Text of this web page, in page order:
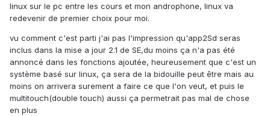
linux sur le pc entre les cours et mon androphone, linux va
redevenir de premier choix pour moi.
vu comment c'est parti j'ai pas l'impression qu'app2Sd seras
inclus dans la mise a jour 2.1 de SE,du moins ça n'a pas été
annoncé dans les fonctions ajoutée, heureusement que c'est un
système basé sur linux, ça sera de la bidouille peut être mais au
moins on arrivera surement a faire ce que l'on veut, et puis le
multitouch(double touch) aussi ça permetrait pas mal de chose
en plus